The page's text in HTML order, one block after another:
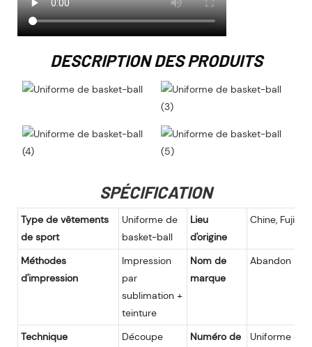
DESCRIPTION DES PRODUITS
SPÉCIFICATION
Type de vêtements
de sport
Uniforme de
basket-ball
Lieu
d'origine
Chine, Fujian
Méthodes
d'impression
Impression
par
sublimation +
teinture
Nom de
marque
Abandon
Technique
Découpe
Numéro de
Uniforme de